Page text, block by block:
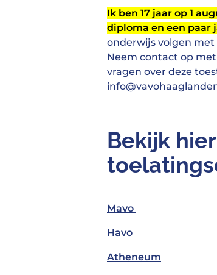
Ik ben 17 jaar op 1
diploma en een paar
onderwijs volgen
Neem contact op
vragen over deze
Bekijk
Mavo
Havo
Atheneum